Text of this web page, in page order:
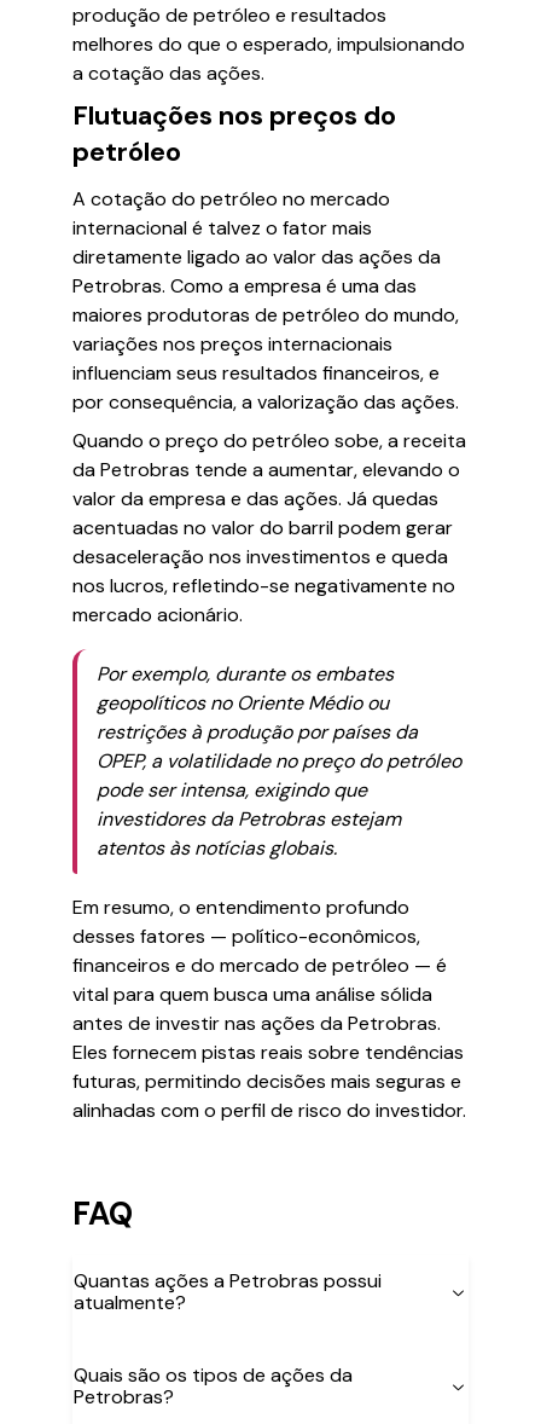
produção de petróleo e resultados
melhores do que o esperado, impulsionando
a cotação das ações.
Flutuações nos preços do
petróleo
A cotação do petróleo no mercado
internacional é talvez o fator mais
diretamente ligado ao valor das ações da
Petrobras. Como a empresa é uma das
maiores produtoras de petróleo do mundo,
variações nos preços internacionais
influenciam seus resultados financeiros, e
por consequência, a valorização das ações.
Quando o preço do petróleo sobe, a receita
da Petrobras tende a aumentar, elevando o
valor da empresa e das ações. Já quedas
acentuadas no valor do barril podem gerar
desaceleração nos investimentos e queda
nos lucros, refletindo-se negativamente no
mercado acionário.
Por exemplo, durante os embates
geopolíticos no Oriente Médio ou
restrições à produção por países da
OPEP, a volatilidade no preço do petróleo
pode ser intensa, exigindo que
investidores da Petrobras estejam
atentos às notícias globais.
Em resumo, o entendimento profundo
desses fatores — político-econômicos,
financeiros e do mercado de petróleo — é
vital para quem busca uma análise sólida
antes de investir nas ações da Petrobras.
Eles fornecem pistas reais sobre tendências
futuras, permitindo decisões mais seguras e
alinhadas com o perfil de risco do investidor.
FAQ
Quantas ações a Petrobras possui
atualmente?
Quais são os tipos de ações da
Petrobras?